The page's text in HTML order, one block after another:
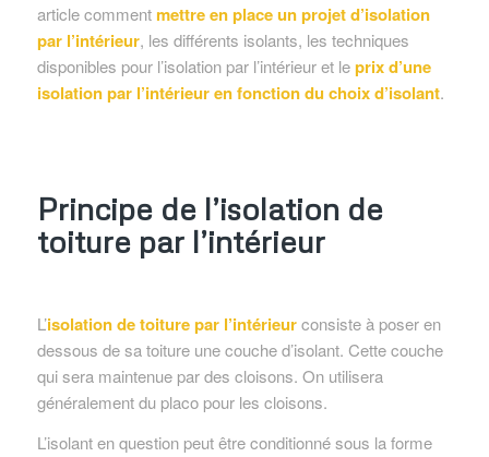
article commentmettre en place un projet d’isolation
par l’intérieur, les différents isolants, les techniques
disponibles pour l’isolation par l’intérieur et leprix d’une
isolation par l’intérieur en fonction du choix d’isolant.
Principe de l’isolation de
toiture par l’intérieur
L’isolation de toiture par l’intérieurconsiste à poser en
dessous de sa toiture une couche d’isolant. Cette couche
qui sera maintenue par des cloisons. On utilisera
généralement du placo pour les cloisons.
L’isolant en question peut être conditionné sous la forme